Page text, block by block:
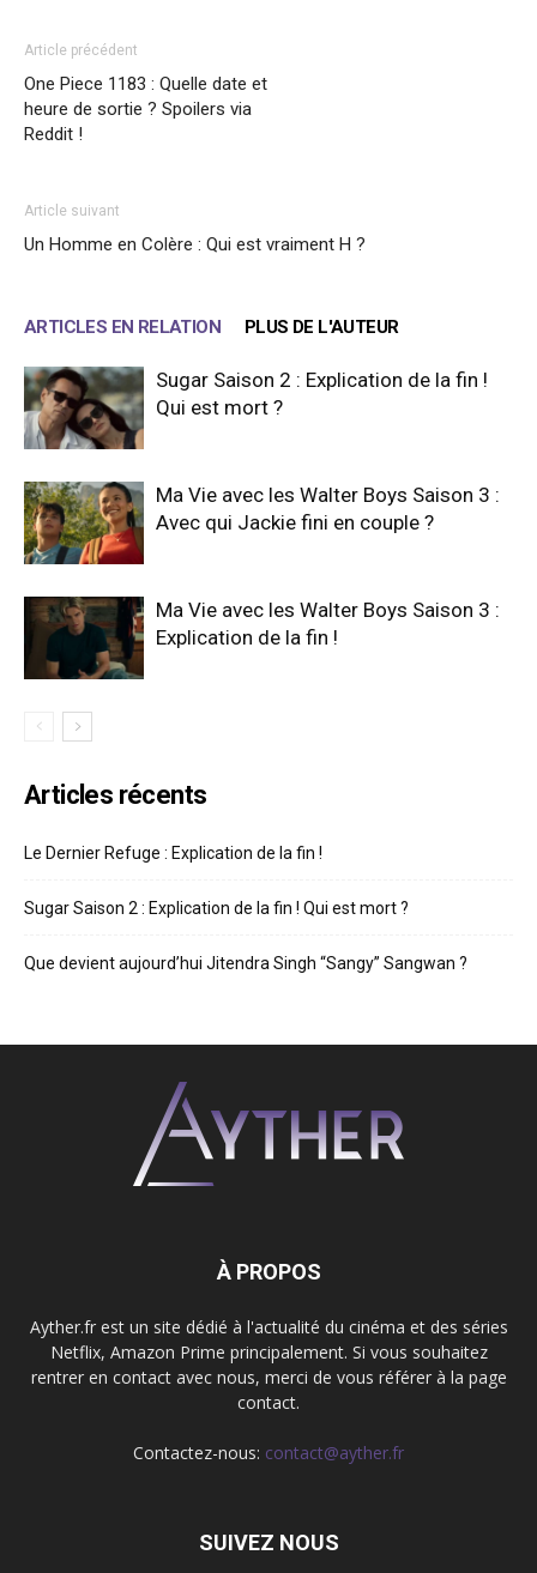
Article précédent
One Piece 1183 : Quelle date et
heure de sortie ? Spoilers via
Reddit !
Article suivant
Un Homme en Colère : Qui est vraiment H ?
ARTICLES EN RELATION PLUS DE L'AUTEUR
Sugar Saison 2 : Explication de la fin !
Qui est mort ?
Ma Vie avec les Walter Boys Saison 3 :
Avec qui Jackie fini en couple ?
Ma Vie avec les Walter Boys Saison 3 :
Explication de la fin !
Articles récents
Le Dernier Refuge : Explication de la fin !
Sugar Saison 2 : Explication de la fin ! Qui est mort ?
Que devient aujourd’hui Jitendra Singh “Sangy” Sangwan ?
À PROPOS
Ayther.fr est un site dédié à l'actualité du cinéma et des séries
Netflix, Amazon Prime principalement. Si vous souhaitez
rentrer en contact avec nous, merci de vous référer à la page
contact.
Contactez-nous: contact@ayther.fr
SUIVEZ NOUS